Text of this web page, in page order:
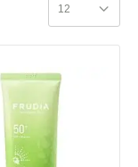
12